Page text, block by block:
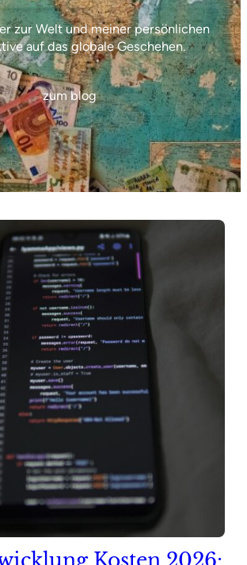
zur Welt und meiner persönlichen
auf das globale Geschehen.
zum blog